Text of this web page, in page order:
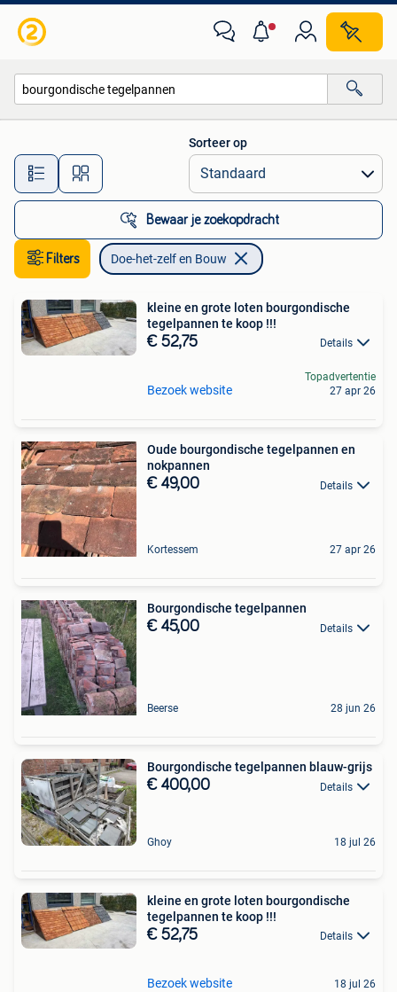
Alle afstanden…
Sorteer op
Bewaar je zoekopdracht
Filters Doe-het-zelf en Bouw
kleine en grote loten bourgondische
tegelpannen te koop !!!
€ 52,75 Details
Bezoek website
Topadvertentie
27 apr 26
Oude bourgondische tegelpannen en
nokpannen
€ 49,00 Details
Kortessem 27 apr 26
Bourgondische tegelpannen
€ 45,00 Details
Beerse 28 jun 26
Bourgondische tegelpannen blauw-grijs
€ 400,00 Details
Ghoy 18 jul 26
kleine en grote loten bourgondische
tegelpannen te koop !!!
€ 52,75 Details
Bezoek website 18 jul 26